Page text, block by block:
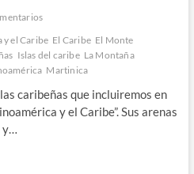
y el Caribe El Caribe El Monte
Islas del caribe La Montaña
Martinica
caribeñas que incluiremos en
y el Caribe”. Sus arenas
y…